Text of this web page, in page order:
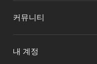
커뮤니티
내 계정